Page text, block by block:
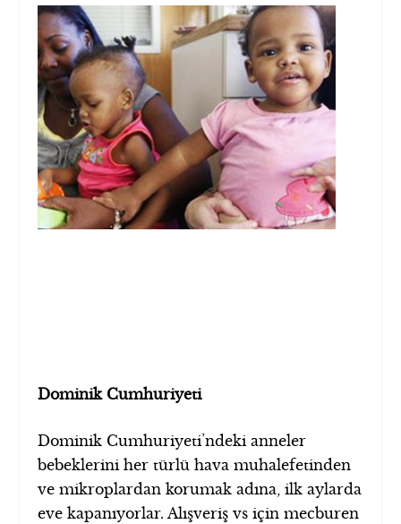
Dominik Cumhuriyeti
Dominik Cumhuriyeti’ndeki anneler
bebeklerini her türlü hava muhalefetinden
ve mikroplardan korumak adına, ilk aylarda
eve kapanıyorlar. Alışveriş vs için mecburen